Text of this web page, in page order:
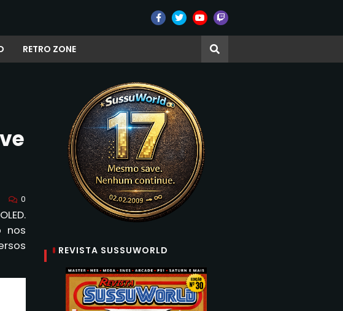
RETRO ZONE
0
nos
REVISTA SUSSUWORLD